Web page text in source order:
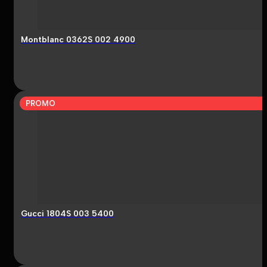
Montblanc 0362S 002 4900
PROMO
Gucci 1804S 003 5400